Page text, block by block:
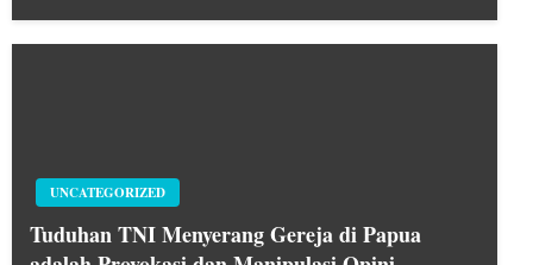
UNCATEGORIZED
Tuduhan TNI Menyerang Gereja di Papua